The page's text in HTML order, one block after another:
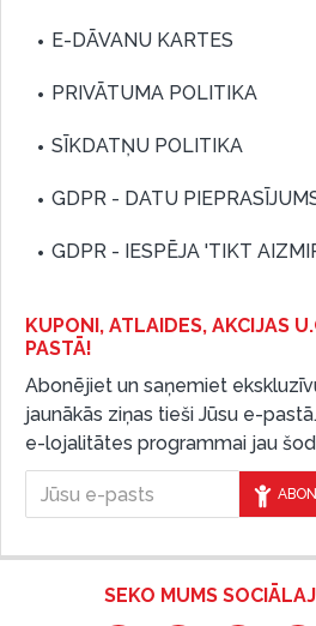
E-DĀVANU KARTES
PRIVĀTUMA POLITIKA
SĪKDATŅU POLITIKA
GDPR - DATU
GDPR - IESPĒJA 'TIKT
KUPONI, ATLAIDES, AKCIJAS
PASTĀ!
Abonējiet un saņemiet
jaunākās ziņas tieši Jūsu e-
e-lojalitātes programmai jau
SEKO MUMS